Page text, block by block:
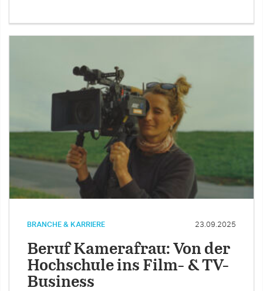
BRANCHE & KARRIERE 23.09.2025
Beruf Kamerafrau: Von der
Hochschule ins Film- & TV-
Business